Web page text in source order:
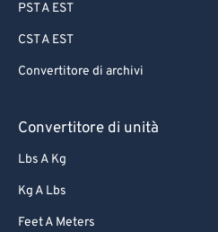
PST A EST
CST A EST
Convertitore di archivi
Convertitore di unità
Lbs A Kg
Kg A Lbs
Feet A Meters